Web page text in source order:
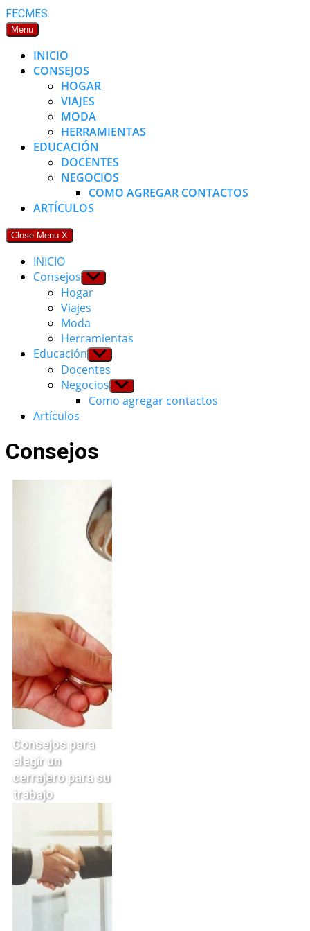
Skip
to
FECMES
Menu
INICIO
CONSEJOS
HOGAR
VIAJES
MODA
HERRAMIENTAS
EDUCACIÓN
DOCENTES
NEGOCIOS
COMO AGREGAR CONTACTOS
ARTÍCULOS
Close Menu X
INICIO
Consejos Show
sub
menu
Hogar
Viajes
Moda
Herramientas
Educación Show
sub
menu
Docentes
Negocios Show
sub
menu
Como agregar contactos
Artículos
Consejos
Consejos para
elegir un
cerrajero para su
trabajo